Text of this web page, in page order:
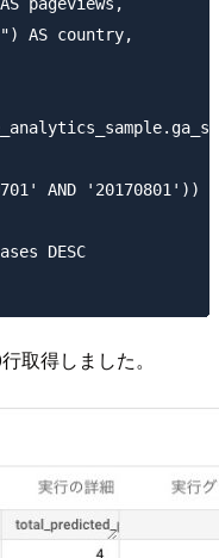
AS country,
AND '20170801'))
DESC
取得しました。